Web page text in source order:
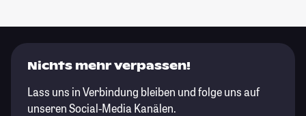
Nichts mehr verpassen!
Lass uns in Verbindung bleiben und folge uns auf
unseren Social-Media Kanälen.